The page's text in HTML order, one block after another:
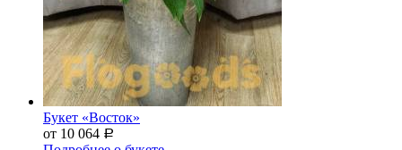
Букет «Восток»
от 10 064 Р